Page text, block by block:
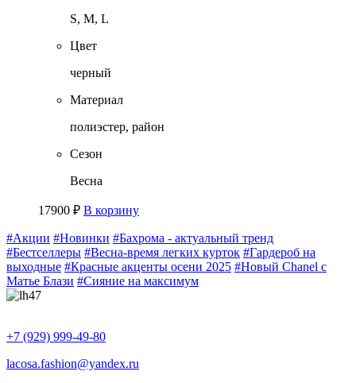
S, M, L
Цвет
черный
Материал
полиэстер, район
Сезон
Весна
17900 ₽ В корзину
#Акции #Новинки #Бахрома - актуальный тренд
#Бестселлеры #Весна-время легких курток #Гардероб на
выходные #Красные акценты осени 2025 #Новый Chanel с
Матье Блази #Сияние на максимум
+7 (929) 999-49-80
lacosa.fashion@yandex.ru